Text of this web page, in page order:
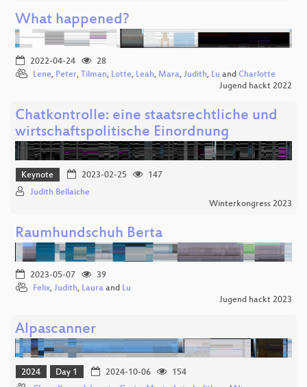
What happened?
2022-04-24
28
Lene, Peter, Tilman, Lotte, Leah, Mara, Judith, Lu and Charlotte
Jugend hackt 2022
Chatkontrolle: eine staatsrechtliche und
wirtschaftspolitische Einordnung
Keynote 2023-02-25
147
Judith Bellaiche
Winterkongress 2023
Raumhundschuh Berta
2023-05-07
39
Felix, Judith, Laura and Lu
Jugend hackt 2023
Alpascanner
2024 Day 1 2024-10-06
154